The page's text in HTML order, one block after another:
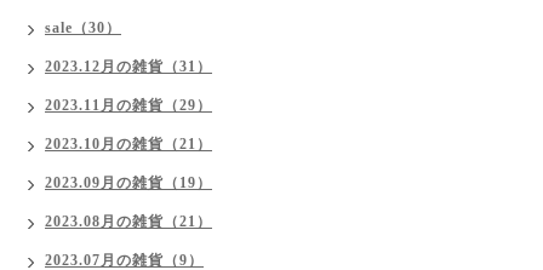
sale（30）
2023.12月の雑貨（31）
2023.11月の雑貨（29）
2023.10月の雑貨（21）
2023.09月の雑貨（19）
2023.08月の雑貨（21）
2023.07月の雑貨（9）